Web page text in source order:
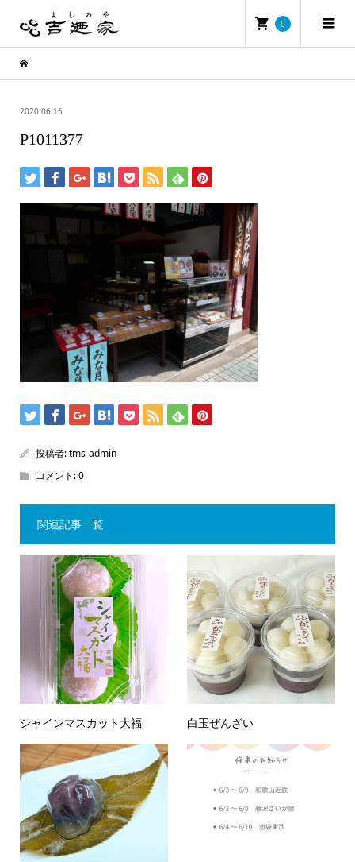
0
2020.06.15
P1011377
投稿者:tms-admin
コメント:0
関連記事一覧
シャインマスカット大福 白玉ぜんざい